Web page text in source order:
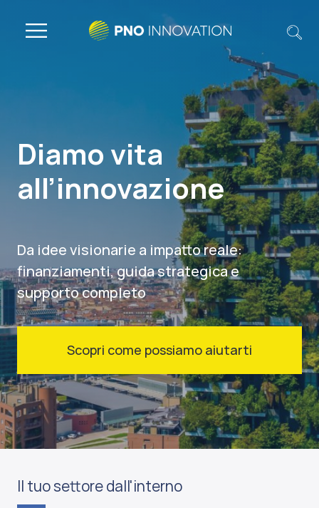
Diamo vita
all’innovazione
Da idee visionarie a impatto reale:
finanziamenti, guida strategica e
supporto completo
Scopri come possiamo aiutarti
Il tuo settore dall'interno